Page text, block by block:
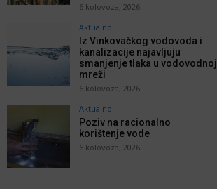
6 kolovoza, 2026
Aktualno
Iz Vinkovačkog vodovoda i
kanalizacije najavljuju
smanjenje tlaka u vodovodnoj
mreži
6 kolovoza, 2026
Aktualno
Poziv na racionalno
korištenje vode
6 kolovoza, 2026